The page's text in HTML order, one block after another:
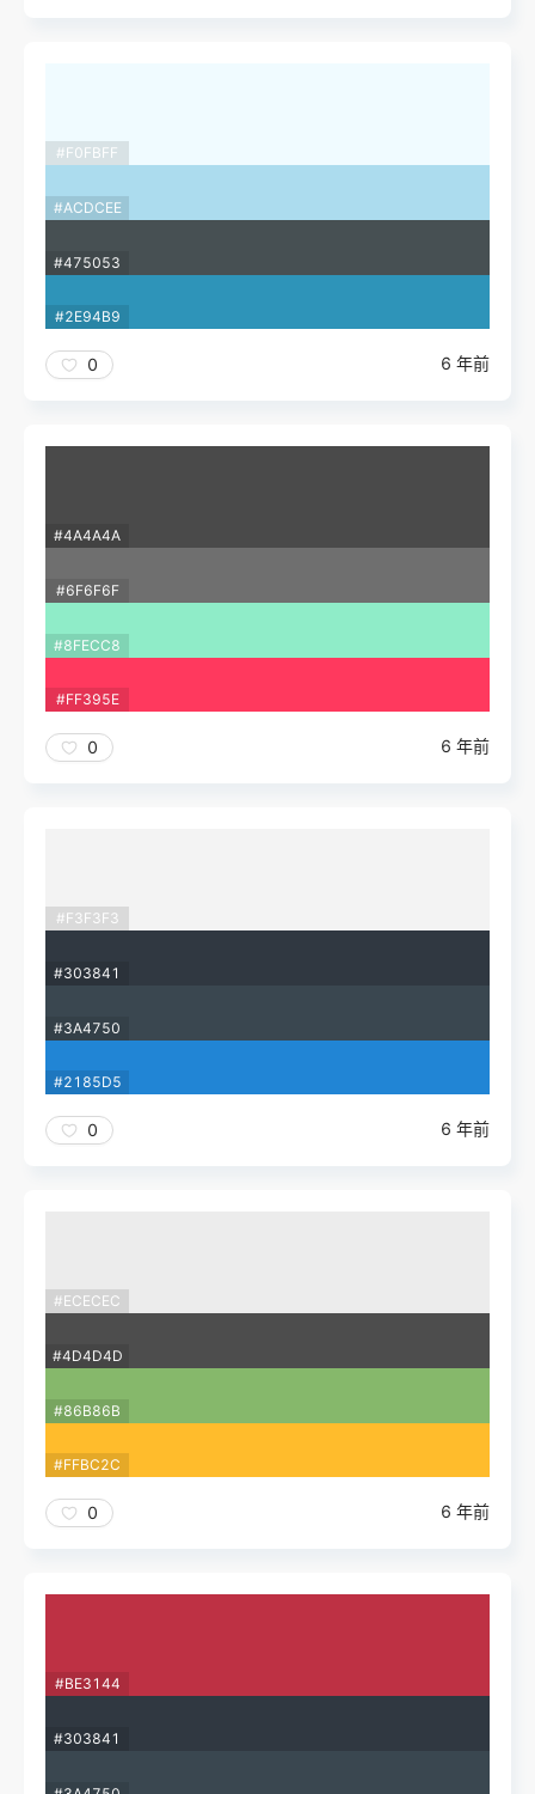
#F0FBFF
#ACDCEE
#475053
#2E94B9
0 6 年前
#4A4A4A
#6F6F6F
#8FECC8
#FF395E
0 6 年前
#F3F3F3
#303841
#3A4750
#2185D5
0 6 年前
#ECECEC
#4D4D4D
#86B86B
#FFBC2C
0 6 年前
#BE3144
#303841